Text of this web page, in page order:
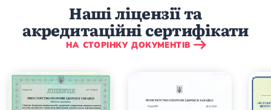
Наші ліцензії та
акредитаційні сертифікати
НА СТОРІНКУ ДОКУМЕНТІВ